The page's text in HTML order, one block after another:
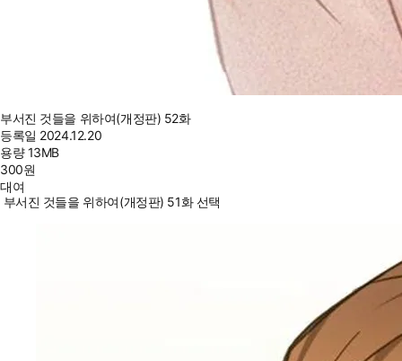
부서진 것들을 위하여(개정판) 52화
등록일 2024.12.20
용량13MB
300원
대여
부서진 것들을 위하여(개정판) 51화 선택